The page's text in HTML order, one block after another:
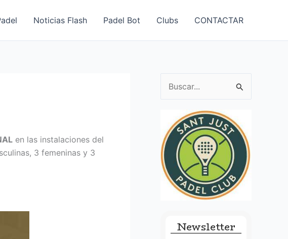
Noticias Flash Padel Bot Clubs CONTACTAR
en las instalaciones del
3 femeninas y 3
u
a
r
Newsletter